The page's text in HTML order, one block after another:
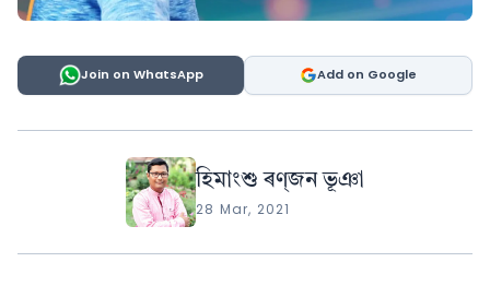
Join on WhatsApp Add on Google
হিমাংশু ৰণ্‌জন ভূঞা
28 Mar, 2021